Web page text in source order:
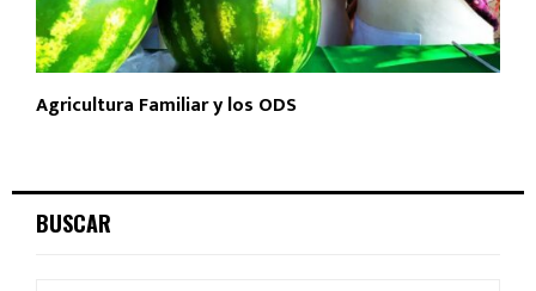
Agricultura Familiar y los ODS
BUSCAR